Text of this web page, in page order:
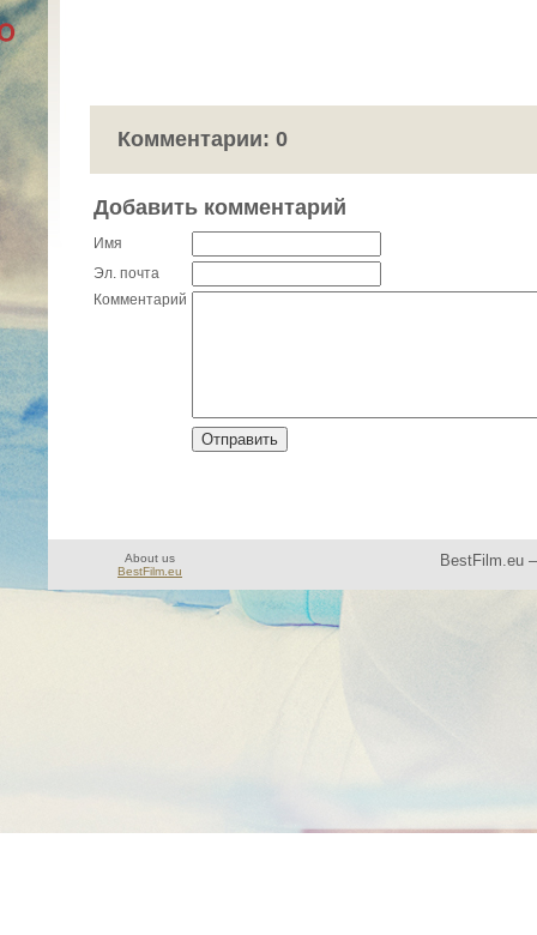
Комментарии: 0
Добавить комментарий
Имя
Эл. почта
Комментарий
About us
BestFilm.eu
BestFilm.eu